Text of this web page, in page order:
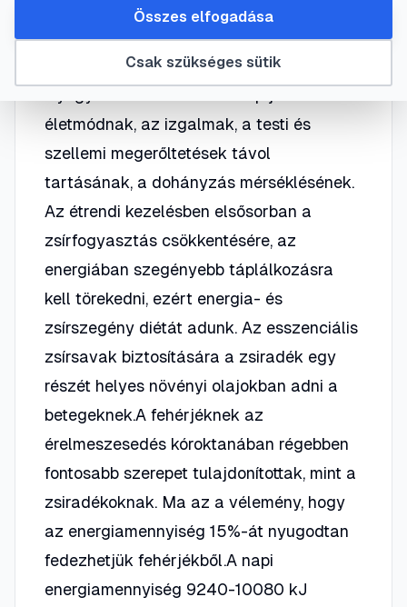
#ér # érelmeszesedés
életmódnak, az izgalmak, a testi és
szellemi megerőltetések távol
tartásának, a dohányzás mérséklésének.
Az étrendi kezelésben elsősorban a
zsírfogyasztás csökkentésére, az
energiában szegényebb táplálkozásra
kell törekedni, ezért energia- és
zsírszegény diétát adunk. Az esszenciális
zsírsavak biztosítására a zsiradék egy
részét helyes növényi olajokban adni a
betegeknek.A fehérjéknek az
érelmeszesedés kóroktanában régebben
fontosabb szerepet tulajdonítottak, mint a
zsiradékoknak. Ma az a vélemény, hogy
az energiamennyiség 15%-át nyugodtan
fedezhetjük fehérjékből.A napi
energiamennyiség 9240-10080 kJ
Csak szükséges sütik
Összes elfogadása